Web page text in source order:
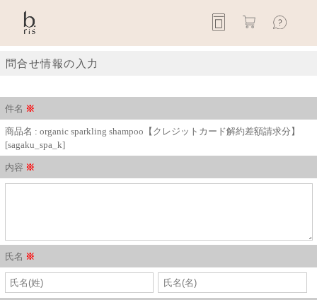
問合せ情報の入力
件名 ※
商品名 : organic sparkling shampoo【クレジットカード解約差額請求分】
[sagaku_spa_k]
内容 ※
氏名 ※